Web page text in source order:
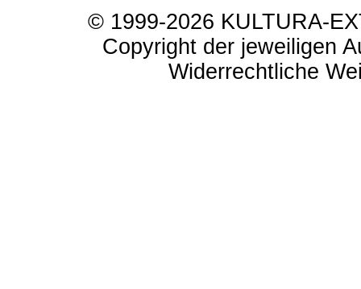
© 1999-2026 KULTURA-
Copyright der jeweiligen
Widerrechtliche